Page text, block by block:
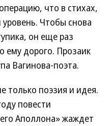
что в стихах,
Чтобы снова
он еще раз
ему дорого. Прозаик
Вагинова-поэта.
только поэзия и идея.
повести
Аполлона» жаждет